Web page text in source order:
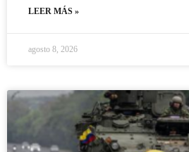
LEER MÁS »
agosto 8, 2026